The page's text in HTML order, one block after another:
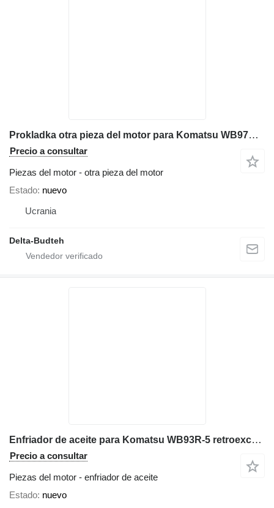
Prokladka otra pieza del motor para Komatsu WB97R-2 retroexcavadora
Precio a consultar
Piezas del motor - otra pieza del motor
Estado nuevo
Ucrania
Delta-Budteh
Enfriador de aceite para Komatsu WB93R-5 retroexcavadora
Precio a consultar
Piezas del motor - enfriador de aceite
Estado nuevo